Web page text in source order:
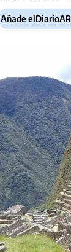
Añade